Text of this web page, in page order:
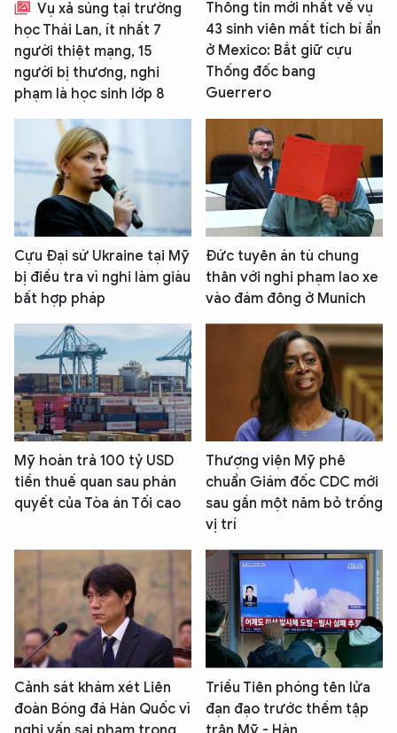
Vụ xả súng tại trường
học Thái Lan, ít nhất 7
người thiệt mạng, 15
người bị thương, nghi
phạm là học sinh lớp 8
Thông tin mới nhất về vụ
43 sinh viên mất tích bí ẩn
ở Mexico: Bắt giữ cựu
Thống đốc bang
Guerrero
Cựu Đại sứ Ukraine tại Mỹ
bị điều tra vì nghi làm giàu
bất hợp pháp
Đức tuyên án tù chung
thân với nghi phạm lao xe
vào đám đông ở Munich
Mỹ hoàn trả 100 tỷ USD
tiền thuế quan sau phán
quyết của Tòa án Tối cao
Thượng viện Mỹ phê
chuẩn Giám đốc CDC mới
sau gần một năm bỏ trống
vị trí
Cảnh sát khám xét Liên
đoàn Bóng đá Hàn Quốc vì
Triều Tiên phóng tên lửa
đạn đạo trước thềm tập